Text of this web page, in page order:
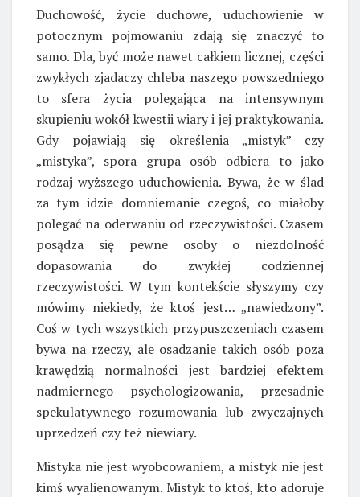
Duchowość, życie duchowe, uduchowienie w
potocznym pojmowaniu zdają się znaczyć to
samo. Dla, być może nawet całkiem licznej, części
zwykłych zjadaczy chleba naszego powszedniego
to sfera życia polegająca na intensywnym
skupieniu wokół kwestii wiary i jej praktykowania.
Gdy pojawiają się określenia „mistyk” czy
„mistyka”, spora grupa osób odbiera to jako
rodzaj wyższego uduchowienia. Bywa, że w ślad
za tym idzie domniemanie czegoś, co miałoby
polegać na oderwaniu od rzeczywistości. Czasem
posądza się pewne osoby o niezdolność
dopasowania do zwykłej codziennej
rzeczywistości. W tym kontekście słyszymy czy
mówimy niekiedy, że ktoś jest… „nawiedzony”.
Coś w tych wszystkich przypuszczeniach czasem
bywa na rzeczy, ale osadzanie takich osób poza
krawędzią normalności jest bardziej efektem
nadmiernego psychologizowania, przesadnie
spekulatywnego rozumowania lub zwyczajnych
uprzedzeń czy też niewiary.
Mistyka nie jest wyobcowaniem, a mistyk nie jest
kimś wyalienowanym. Mistyk to ktoś, kto adoruje